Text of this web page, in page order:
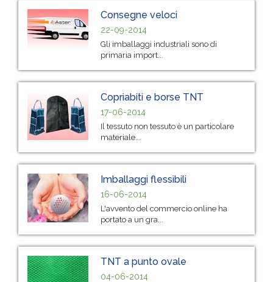
Consegne veloci
22-09-2014
Gli imballaggi industriali sono di
primaria import...
Copriabiti e borse TNT
17-06-2014
Il tessuto non tessuto è un particolare
materiale...
Imballaggi flessibili
16-06-2014
L'avvento del commercio online ha
portato a un gra...
TNT a punto ovale
04-06-2014